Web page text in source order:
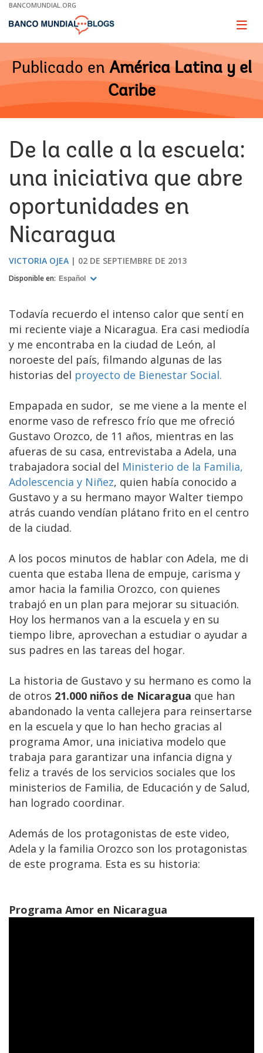
Skip
Main
BANCOMUNDIAL.ORG
Page
Publicado en América Latina y el
Caribe
De la calle a la escuela:
una iniciativa que abre
oportunidades en
Nicaragua
VICTORIA OJEA 02 DE SEPTIEMBRE DE 2013
Disponible en: Español
Todavía recuerdo el intenso calor que sentí en
mi reciente viaje a Nicaragua. Era casi mediodía
y me encontraba en la ciudad de León, al
noroeste del país, filmando algunas de las
historias del proyecto de Bienestar Social.
Empapada en sudor, se me viene a la mente el
enorme vaso de refresco frío que me ofreció
Gustavo Orozco, de 11 años, mientras en las
afueras de su casa, entrevistaba a Adela, una
trabajadora social del Ministerio de la Familia,
Adolescencia y Niñez, quien había conocido a
Gustavo y a su hermano mayor Walter tiempo
atrás cuando vendían plátano frito en el centro
de la ciudad.
A los pocos minutos de hablar con Adela, me di
cuenta que estaba llena de empuje, carisma y
amor hacia la familia Orozco, con quienes
trabajó en un plan para mejorar su situación.
Hoy los hermanos van a la escuela y en su
tiempo libre, aprovechan a estudiar o ayudar a
sus padres en las tareas del hogar.
La historia de Gustavo y su hermano es como la
de otros 21.000 niños de Nicaragua que han
abandonado la venta callejera para reinsertarse
en la escuela y que lo han hecho gracias al
programa Amor, una iniciativa modelo que
trabaja para garantizar una infancia digna y
feliz a través de los servicios sociales que los
ministerios de Familia, de Educación y de Salud,
han logrado coordinar.
Además de los protagonistas de este video,
Adela y la familia Orozco son los protagonistas
de este programa. Esta es su historia:
Programa Amor en Nicaragua